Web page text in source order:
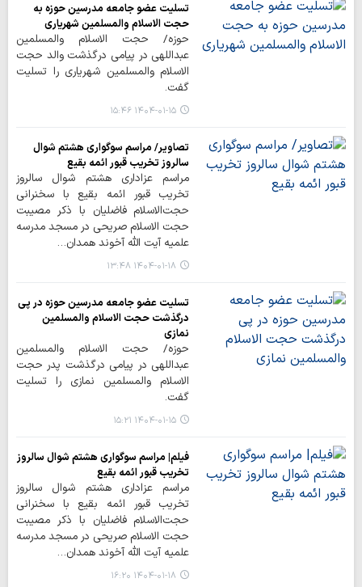
تسلیت عضو جامعه مدرسین حوزه به
حجت الاسلام والمسلمین شهریاری
حوزه/ حجت الاسلام والمسلمین
عبداللهی در پیامی درگذشت والد حجت
الاسلام والمسلمین شهریاری را تسلیت
گفت.
۱۴۰۴-۰۱-۱۵ ۱۵:۴۶
تصاویر/ مراسم سوگواری هشتم شوال
سالروز تخریب قبور ائمه بقیع
مراسم عزاداری هشتم شوال سالروز
تخریب قبور ائمه بقیع با سخنرانی
حجت‌الاسلام فاضلیان با ذکر مصیبت
حجت الاسلام صریحی در مسجد مدرسه
علمیه آیت الله آخوند همدان…
۱۴۰۴-۰۱-۱۸ ۱۳:۴۸
تسلیت عضو جامعه مدرسین حوزه در پی
درگذشت حجت الاسلام والمسلمین
نمازی
حوزه/ حجت الاسلام والمسلمین
عبداللهی در پیامی درگذشت پدر حجت
الاسلام والمسلمین نمازی را تسلیت
گفت.
۱۴۰۴-۰۱-۱۵ ۱۵:۲۱
فیلم| مراسم سوگواری هشتم شوال سالروز
تخریب قبور ائمه بقیع
مراسم عزاداری هشتم شوال سالروز
تخریب قبور ائمه بقیع با سخنرانی
حجت‌الاسلام فاضلیان با ذکر مصیبت
حجت الاسلام صریحی در مسجد مدرسه
علمیه آیت الله آخوند همدان…
۱۴۰۴-۰۱-۱۸ ۱۶:۲۰